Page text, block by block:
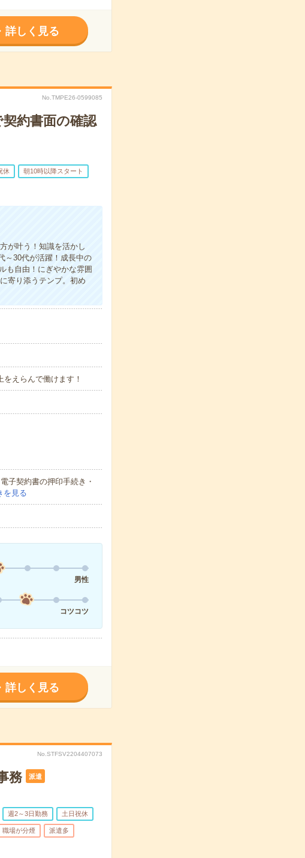
詳しく見る
No.TMPE26-0599085
契約書面の確認
休 朝10時以降スタート
が叶う！知識を活かし
～30代が活躍！成長中の
も自由！にぎやかな雰囲
寄り添うテンプ。初め
えらんで働けます！
子契約書の押印手続き・
を見る
男性
コツコツ
詳しく見る
No.STFSV2204407073
務 派遣
週2～3日勤務 土日祝休
職場が分煙 派遣多